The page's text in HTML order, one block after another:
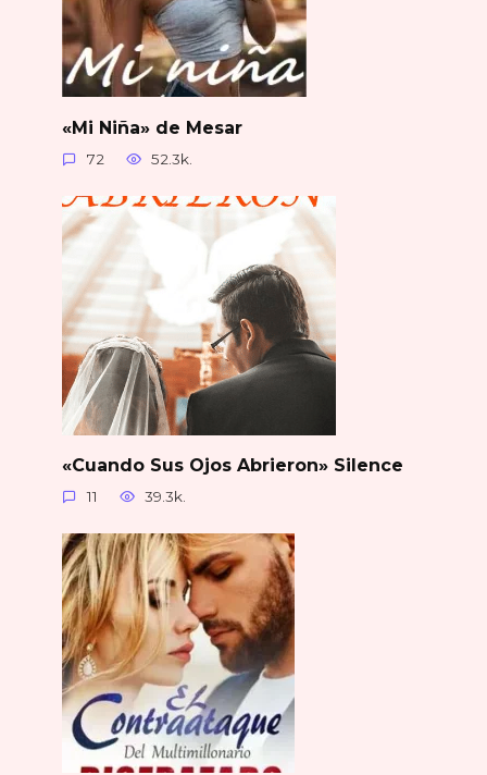
«Mi Niña» de Mesar
72 52.3k.
«Cuando Sus Ojos Abrieron» Silence
11 39.3k.